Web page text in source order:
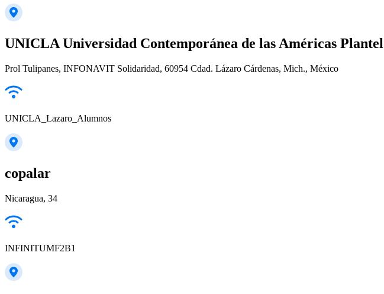
UNICLA Universidad Contemporánea de las Américas
Prol Tulipanes, INFONAVIT Solidaridad, 60954 Cdad. Lázaro Cárdenas, Mich., México
UNICLA_Lazaro_Alumnos
copalar
Nicaragua, 34
INFINITUMF2B1